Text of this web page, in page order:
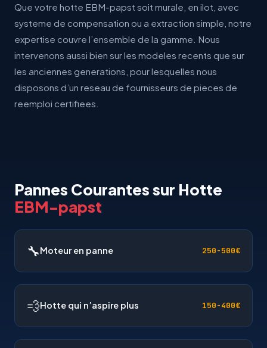
Que votre hotte EBM-papst soit murale, en ilot, avec
systeme de compensation ou a extraction simple, notre
expertise couvre l’ensemble de la gamme. Nous
intervenons aussi bien sur les modeles recents que sur
les anciennes generations, pour lesquelles nous
disposons d’un reseau de fournisseurs de pieces de
reemploi certifiees.
Pannes Courantes sur Hotte
EBM-papst
🔧Moteur en panne 250-500€
💨Hotte qui n’aspire plus 150-400€